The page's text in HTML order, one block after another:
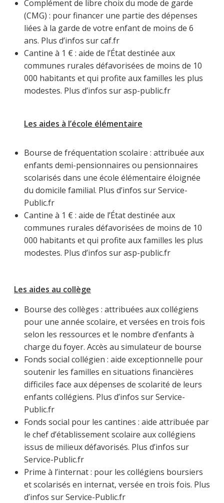
Complément de libre choix du mode de garde
(CMG) : pour financer une partie des dépenses
liées à la garde de votre enfant de moins de 6
ans. Plus d’infos sur caf.fr
Cantine à 1 € : aide de l’État destinée aux
communes rurales défavorisées de moins de 10
000 habitants et qui profite aux familles les plus
modestes. Plus d’infos sur asp-public.fr
Les aides à l’école élémentaire
Bourse de fréquentation scolaire : attribuée aux
enfants demi-pensionnaires ou pensionnaires
scolarisés dans une école élémentaire éloignée
du domicile familial. Plus d’infos sur Service-
Public.fr
Cantine à 1 € : aide de l’État destinée aux
communes rurales défavorisées de moins de 10
000 habitants et qui profite aux familles les plus
modestes. Plus d’infos sur asp-public.fr
Les aides au collège
Bourse des collèges : attribuées aux collégiens
pour une année scolaire, et versées en trois fois
selon les ressources et le nombre d’enfants à
charge du foyer. Accès au simulateur de bourse
Fonds social collégien : aide exceptionnelle pour
soutenir les familles en situations financières
difficiles face aux dépenses de scolarité de leurs
enfants collégiens. Plus d’infos sur Service-
Public.fr
Fonds social pour les cantines : aide attribuée par
le chef d’établissement scolaire aux collégiens
issus de milieux défavorisés. Plus d’infos sur
Service-Public.fr
Prime à l’internat : pour les collégiens boursiers
et scolarisés en internat, versée en trois fois. Plus
d’infos sur Service-Public.fr